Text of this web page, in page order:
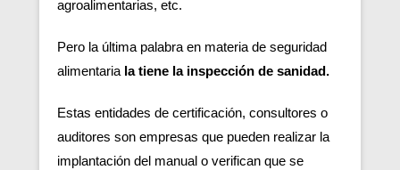
agroalimentarias, etc.
Pero la última palabra en materia de seguridad
alimentaria la tiene la inspección de sanidad.
Estas entidades de certificación, consultores o
auditores son empresas que pueden realizar la
implantación del manual o verifican que se